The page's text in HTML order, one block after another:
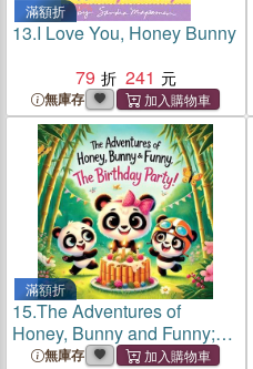
滿額折
13.I Love You, Honey Bunny
79
241
無庫存
滿額折
15.The Adventures of
Honey, Bunny and Funny;
The Birthday Party!
無庫存